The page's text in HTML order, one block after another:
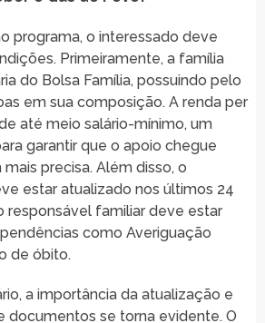
programa, o interessado deve
Primeiramente, a família
do Bolsa Família, possuindo pelo
em sua composição. A renda per
até meio salário-mínimo, um
garantir que o apoio chegue
precisa. Além disso, o
estar atualizado nos últimos 24
responsável familiar deve estar
como Averiguação
de óbito.
a importância da atualização e
documentos se torna evidente. O